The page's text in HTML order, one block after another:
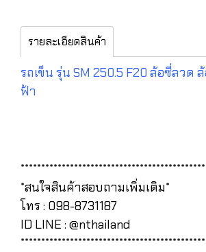
รายละเอียดสินค้า
รถเข็น รุ่น SM 250.5 F20 ล้อซี่ลวด
ฟ้า
*สนใจสินค้าสอบถามเพิ่มเติม*
โทร : 098-8731187
ID LINE : @nthailand